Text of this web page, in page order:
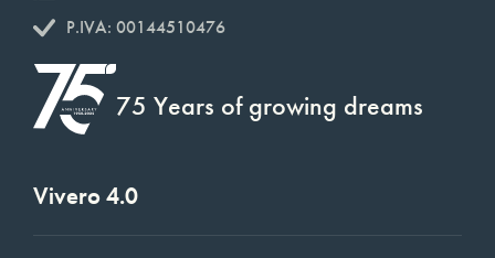
P.IVA: 00144510476
75 Years of growing dreams
Vivero 4.0